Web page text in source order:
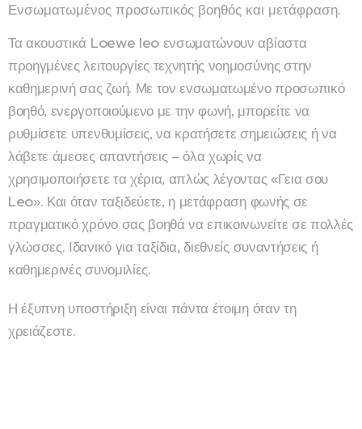
Ενσωματωμένος προσωπικός βοηθός και μετάφραση.
Τα ακουστικά Loewe leo ενσωματώνουν αβίαστα
προηγμένες λειτουργίες τεχνητής νοημοσύνης στην
καθημερινή σας ζωή. Με τον ενσωματωμένο προσωπικό
βοηθό, ενεργοποιούμενο με την φωνή, μπορείτε να
ρυθμίσετε υπενθυμίσεις, να κρατήσετε σημειώσεις ή να
λάβετε άμεσες απαντήσεις – όλα χωρίς να
χρησιμοποιήσετε τα χέρια, απλώς λέγοντας «Γεια σου
Leo». Και όταν ταξιδεύετε, η μετάφραση φωνής σε
πραγματικό χρόνο σας βοηθά να επικοινωνείτε σε πολλές
γλώσσες. Ιδανικό για ταξίδια, διεθνείς συναντήσεις ή
καθημερινές συνομιλίες.
Η έξυπνη υποστήριξη είναι πάντα έτοιμη όταν τη
χρειάζεστε.